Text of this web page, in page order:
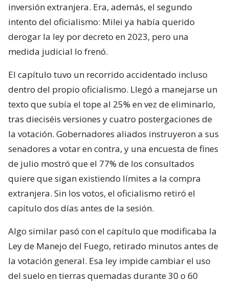
inversión extranjera. Era, además, el segundo
intento del oficialismo: Milei ya había querido
derogar la ley por decreto en 2023, pero una
medida judicial lo frenó.
El capítulo tuvo un recorrido accidentado incluso
dentro del propio oficialismo. Llegó a manejarse un
texto que subía el tope al 25% en vez de eliminarlo,
tras dieciséis versiones y cuatro postergaciones de
la votación. Gobernadores aliados instruyeron a sus
senadores a votar en contra, y una encuesta de fines
de julio mostró que el 77% de los consultados
quiere que sigan existiendo límites a la compra
extranjera. Sin los votos, el oficialismo retiró el
capítulo dos días antes de la sesión.
Algo similar pasó con el capítulo que modificaba la
Ley de Manejo del Fuego, retirado minutos antes de
la votación general. Esa ley impide cambiar el uso
del suelo en tierras quemadas durante 30 o 60